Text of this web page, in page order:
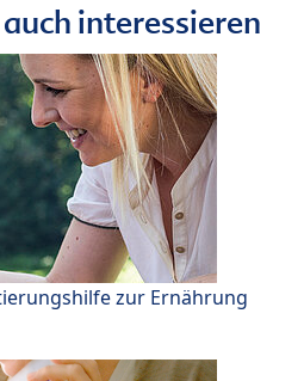
interessieren
zur Ernährung